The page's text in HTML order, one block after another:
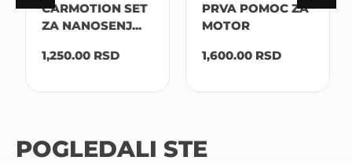
CARMOTION SET
ZA NANOSENJ...
1,250.00 RSD
PRVA POMOC ZA
MOTOR
1,600.00 RSD
POGLEDALI STE